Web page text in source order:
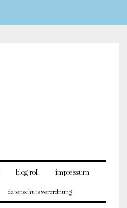
blog roll impressum
datenschutzverordnung